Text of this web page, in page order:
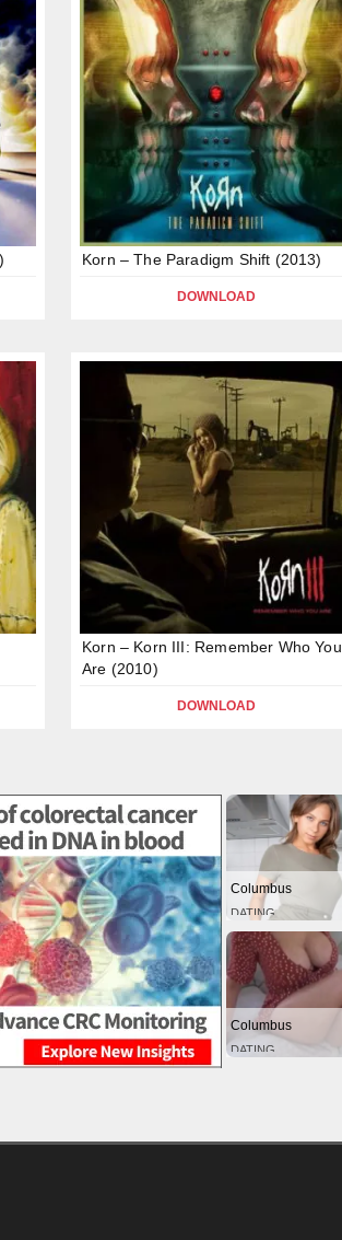
Korn – The Paradigm Shift (2013)
DOWNLOAD
Korn – Korn III: Remember Who You
Are (2010)
DOWNLOAD
Columbus
DATING
Columbus
DATING